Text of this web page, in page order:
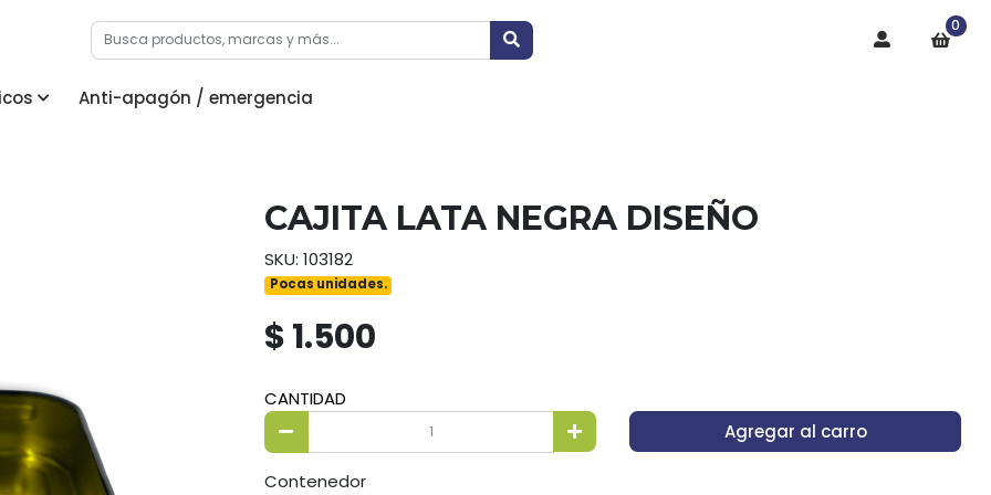
0
Anti-apagón / emergencia
CAJITA LATA NEGRA DISEÑO
SKU: 103182
Pocas unidades.
$ 1.500
CANTIDAD
Agregar al carro
Contenedor